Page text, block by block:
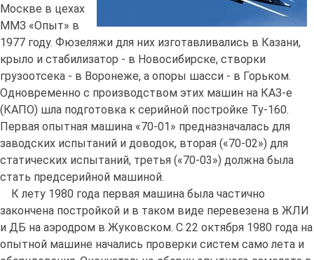
Москве в цехах
ММЗ «Опыт» в
1977 году. Фюзеляжи для них изготавливались в Казани,
крыло и стабилизатор - в Новосибирске, створки
грузоотсека - в Воронеже, а опоры шасси - в Горьком.
Одновременно с производством этих машин на КАЗ-е
(КАПО) шла подготовка к серийной постройке Ту-160.
Первая опытная машина «70-01» предназначалась для
заводских испытаний и доводок, вторая («70-02») для
статических испытаний, третья («70-03») должна была
стать предсерийной машиной.
К лету 1980 года первая машина была частично
закончена постройкой и в таком виде перевезена в ЖЛИ
и ДБ на аэродром в Жуковском. С 22 октября 1980 года на
опытной машине начались проверки систем само лета и